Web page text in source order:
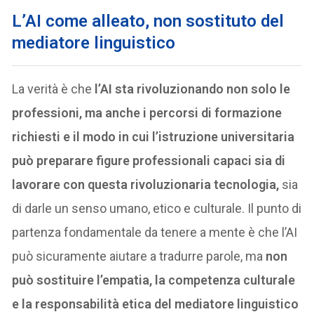
L’AI come alleato, non sostituto del
mediatore linguistico
La verità è che l’AI sta rivoluzionando non solo le
professioni, ma anche i percorsi di formazione
richiesti e il modo in cui l’istruzione universitaria
può preparare figure professionali capaci sia di
lavorare con questa rivoluzionaria tecnologia, sia
di darle un senso umano, etico e culturale. Il punto di
partenza fondamentale da tenere a mente è che l’AI
può sicuramente aiutare a tradurre parole, ma non
può sostituire l’empatia, la competenza culturale
e la responsabilità etica del mediatore linguistico